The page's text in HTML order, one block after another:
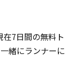
在7日間の無料ト
緒にランナーに